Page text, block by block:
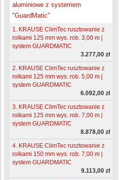
aluminiowe z systemem
"GuardMatic"
1. KRAUSE ClimTec rusztowanie z
rolkami 125 mm wys. rob. 3,00 m |
system GUARDMATIC
3.277,00 zł
2. KRAUSE ClimTec rusztowanie z
rolkami 125 mm wys. rob. 5,00 m |
system GUARDMATIC
6.092,00 zł
3. KRAUSE ClimTec rusztowanie z
rolkami 125 mm wys. rob. 7,00 m |
system GUARDMATIC
8.878,00 zł
4. KRAUSE ClimTec rusztowanie z
rolkami 150 mm wys. rob. 7,00 m |
system GUARDMATIC
9.113,00 zł